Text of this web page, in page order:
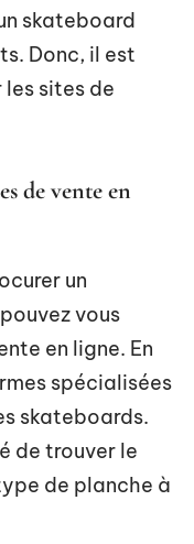
skateboard
Donc, il est
les sites de
de vente en
un
vous
en ligne. En
spécialisées
skateboards.
de trouver le
de planche à